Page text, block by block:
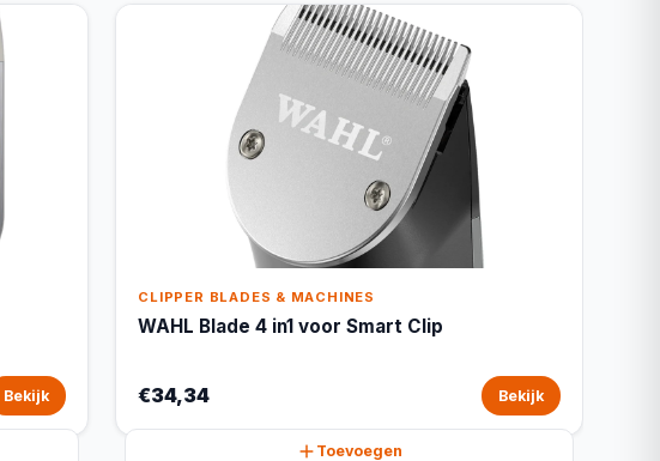
Bekijk
CLIPPER BLADES & MACHINES
WAHL Blade 4 in1 voor Smart Clip
€34,34 Bekijk
Toevoegen